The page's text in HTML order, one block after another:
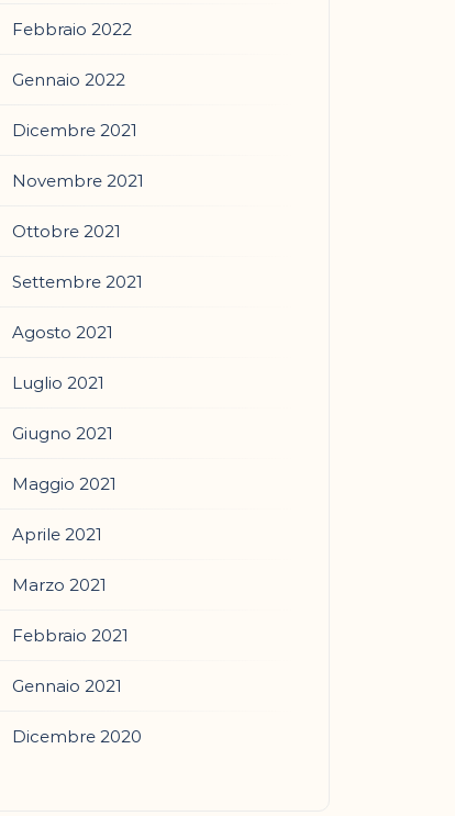
Febbraio 2022
Gennaio 2022
Dicembre 2021
Novembre 2021
Ottobre 2021
Settembre 2021
Agosto 2021
Luglio 2021
Giugno 2021
Maggio 2021
Aprile 2021
Marzo 2021
Febbraio 2021
Gennaio 2021
Dicembre 2020